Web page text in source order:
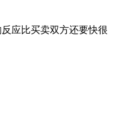
应比买卖双方还要快很